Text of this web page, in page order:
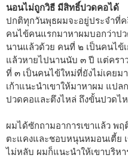
นอนไม่ถูกวิธี มีสิทธิ์ปวดคอได้
ปกติทุกวันพุธผมจะอยู่ประจำที่
คนไข้คนแรกมาหาผมบอกว่าป
นานแล้วด้วย คนที่ ๒ เป็นคนไข้
แล้วหายไปนานนับ ๓ ปี แต่ครา
ที่ ๓ เป็นคนไข้ใหม่ที่ยังไม่เคย
เก้าแนะนำเขาให้มาหาผม แป
ปวดคอและตึงไหล่ ถึงขั้นปวดไ
ผมได้ซักถามอาการเขาแล้ว พ
ตะแคงและชอบหนุนหมอนเตี้ย
ไม่หลับ ผมก็แนะนำให้เขาบริห